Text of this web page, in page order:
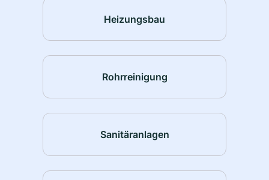
Heizungsbau
Rohrreinigung
Sanitäranlagen